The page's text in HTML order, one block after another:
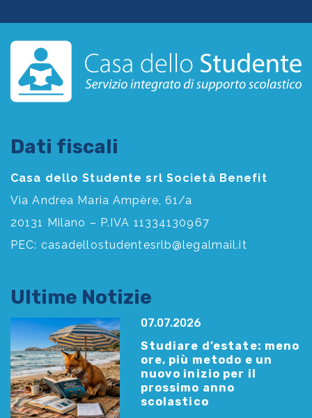
Dati fiscali
Casa dello Studente srl Società Benefit
Via Andrea Maria Ampère, 61/a
20131 Milano – P.IVA 11334130967
PEC: casadellostudentesrlb@legalmail.it
Ultime Notizie
07.07.2026
Studiare d’estate: meno
ore, più metodo e un
nuovo inizio per il
prossimo anno
scolastico